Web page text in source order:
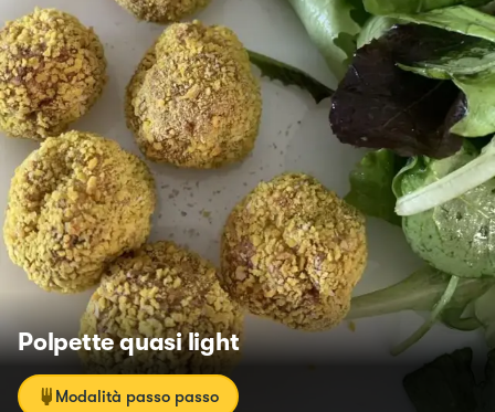
Polpette quasi light
Modalità passo passo